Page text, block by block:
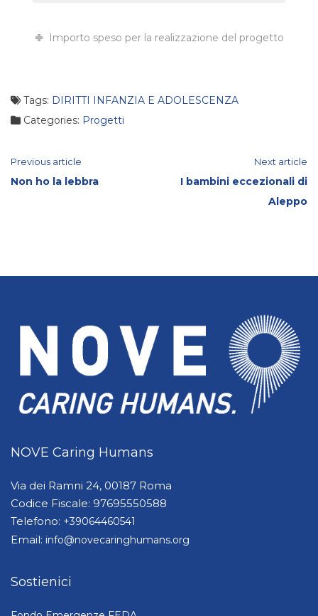
Importo speso per la realizzazione del progetto
Tags: DIRITTI INFANZIA E ADOLESCENZA
Categories: Progetti
Continue
Previous article
Non ho la lebbra
Next article
I bambini eccezionali di
Aleppo
NOVE Caring Humans
Via dei Ramni 24, 00187 Roma
Codice Fiscale: 97695550588
Telefono: +39064460541
Email: info@novecaringhumans.org
Sostienici